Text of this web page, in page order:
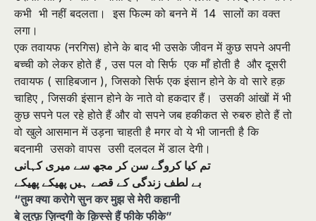
कभी भी नहीं बदलता। इस फिल्म को बनने में 14 सालों का वक्त
लगा।
एक तवायफ (नरगिस) होने के बाद भी उसके जीवन में कुछ सपने अपनी
बच्ची को लेकर होते हैं ,उस पल वो सिर्फ एक माँ होती है और दूसरी
तवायफ ( साहिबजान ),जिसको सिर्फ एक इंसान होने के वो सारे हक़
चाहिए ,जिसकी इंसान होने के नाते वो हकदार हैं। उसकी आंखों में भी
कुछ सपने पल रहे होते हैं और वो सपने जब हकीकत से रुबरु होते हैं तो
वो खुले आसमान में उड़ना चाहती है मगर वो ये भी जानती है कि
बदनामी उसको वापस उसी दलदल में डाल देगी।
تم کيا کروگے سن کر مجھ سے ميری کہانی
بے لطف زندگی کے قصے ہيں پھیکے پھیکے
“तुम क्या करोगे सुन कर मुझ से मेरी कहानी
बे लुत्फ़ ज़िन्दगी के क़िस्से हैं फीके फीके”